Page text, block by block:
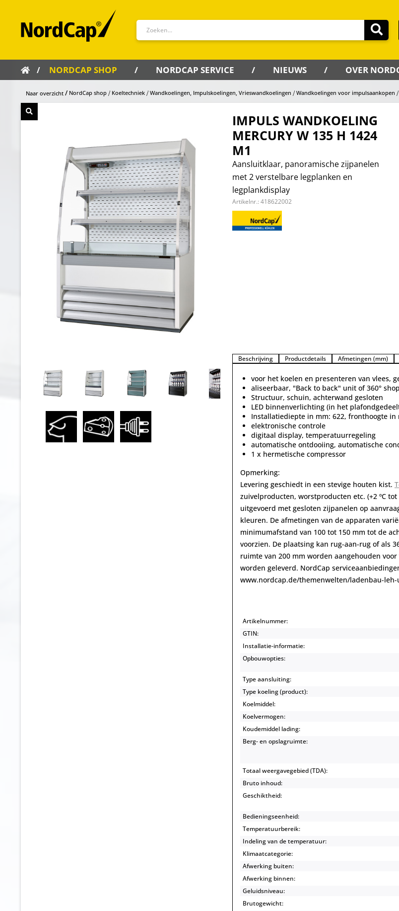
NORDCAP SHOP NORDCAP SERVICE NIEUWS OVER
Naar overzicht NordCap shop Koeltechniek Wandkoelingen, Impulskoelingen, Vrieswandkoelingen Wandkoelingen voor impulsaankopen
IMPULS WANDKOELING
MERCURY W 135 H 1424
M1
Aansluitklaar, panoramische zijpanelen
met 2 verstelbare legplanken en
legplankdisplay
Artikelnr.: 418622002
Beschrijving Productdetails Afmetingen (mm)
voor het koelen en presenteren van vlees,
aliseerbaar, "Back to back" unit of 360°
Structuur, schuin, achterwand gesloten
LED binnenverlichting (in het
Installatiediepte in mm: 622, fronthoogte in
elektronische controle
digitaal display, temperatuurregeling
automatische ontdooiing, automatische
1 x hermetische compressor
Opmerking:
Levering geschiedt in een stevige houten kist.
zuivelproducten, worstproducten etc. (+2 ºC
uitgevoerd met gesloten zijpanelen op
kleuren. De afmetingen van de apparaten
minimumafstand van 100 tot 150 mm tot de
voorzien. De plaatsing kan rug-aan-rug of als
ruimte van 200 mm worden aangehouden
worden geleverd. NordCap
www.nordcap.de/themenwelten/ladenbau-
Artikelnummer:
GTIN:
Installatie-informatie:
Opbouwopties:
Type aansluiting:
Type koeling (product):
Koelmiddel:
Koelvermogen:
Koudemiddel lading:
Berg- en opslagruimte:
Totaal weergavegebied (TDA):
Bruto inhoud:
Geschiktheid:
Bedieningseenheid:
Temperatuurbereik:
Indeling van de temperatuur:
Klimaatcategorie:
Afwerking buiten:
Afwerking binnen:
Geluidsniveau:
Brutogewicht: